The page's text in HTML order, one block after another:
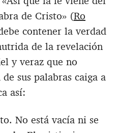
de Cristo» (Ro
contener la verdad
de la revelación
y veraz que no
sus palabras caiga a
así:
No está vacía ni se